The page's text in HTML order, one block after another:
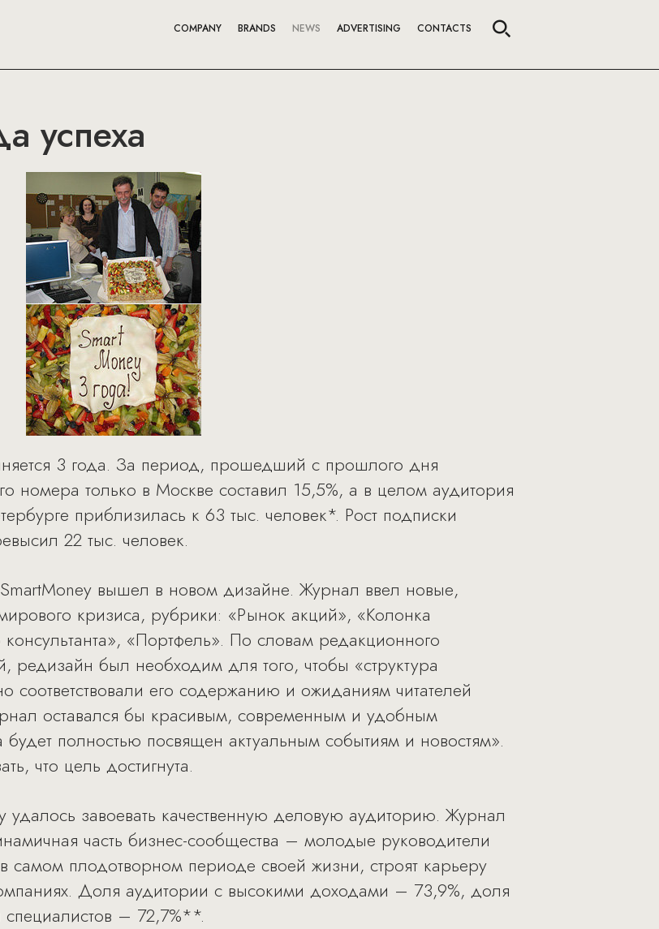
COMPANY BRANDS NEWS ADVERTISING CONTACTS
успеха
3 года. За период, прошедший с прошлого дня
номера только в Москве составил 15,5%, а в целом аудитория
приблизилась к 63 тыс. человек*. Рост подписки
22 тыс. человек.
вышел в новом дизайне. Журнал ввел новые,
кризиса, рубрики: «Рынок акций», «Колонка
«Портфель». По словам редакционного
редизайн был необходим для того, чтобы «структура
его содержанию и ожиданиям читателей
оставался бы красивым, современным и удобным
полностью посвящен актуальным событиям и новостям».
что цель достигнута.
удалось завоевать качественную деловую аудиторию. Журнал
часть бизнес-сообщества – молодые руководители
самом плодотворном периоде своей жизни, строят карьеру
Доля аудитории с высокими доходами – 73,9%, доля
– 72,7%**.